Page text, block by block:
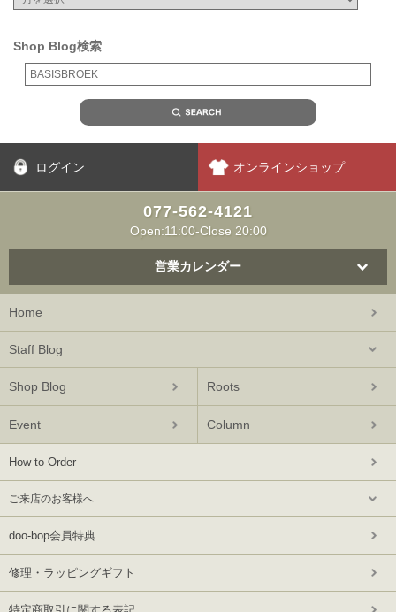
Shop Blog検索
ログイン オンラインショップ
077-562-4121
Open:11:00-Close 20:00
営業カレンダー
Home
Staff Blog
Shop Blog Roots
Event Column
How to Order
ご来店のお客様へ
doo-bop会員特典
修理・ラッピングギフト